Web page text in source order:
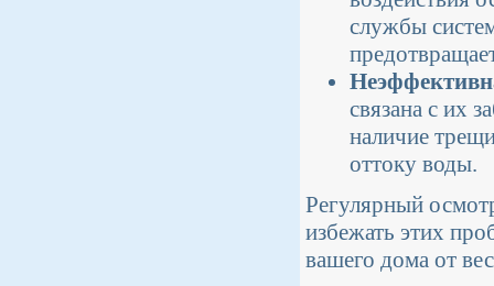
службы
связана с их
наличие
оттоку воды.
Регулярный
избежать этих
вашего дома от